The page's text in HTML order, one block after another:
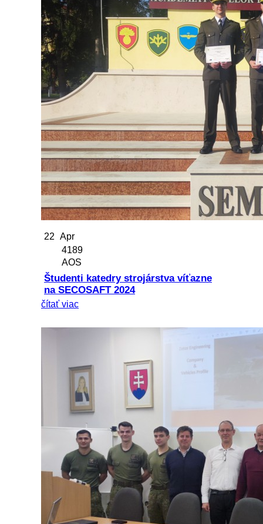
22 Apr
4189
AOS
Študenti katedry strojárstva víťazne
na SECOSAFT 2024
čítať viac